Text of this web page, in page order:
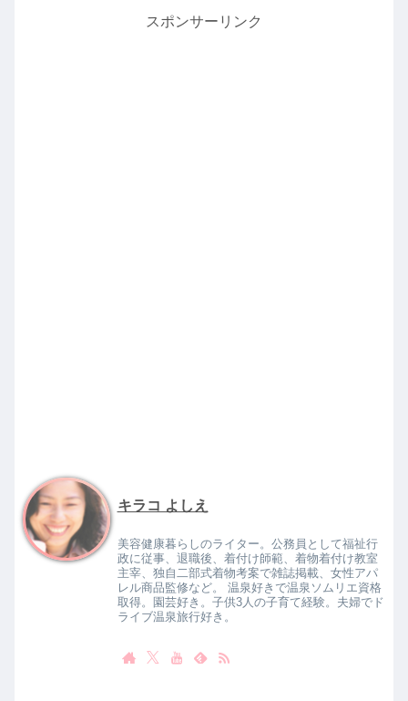
スポンサーリンク
キラコ よしえ
美容健康暮らしのライター。公務員として福祉行
政に従事、退職後、着付け師範、着物着付け教室
主宰、独自二部式着物考案で雑誌掲載、女性アパ
レル商品監修など。 温泉好きで温泉ソムリエ資格
取得。園芸好き。子供3人の子育て経験。夫婦でド
ライブ温泉旅行好き。